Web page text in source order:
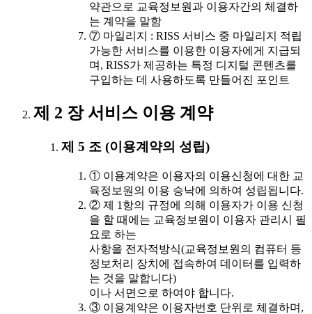
약관으로 교육정보원과 이용자간의 체결하
는 계약을 말함
⑦ 마일리지 : RISS 서비스 중 마일리지 적립
가능한 서비스를 이용한 이용자에게 지급되
며, RISS가 제공하는 특정 디지털 콘텐츠를
구입하는 데 사용하도록 만들어진 포인트
제 2 장 서비스 이용 계약
제 5 조 (이용계약의 성립)
① 이용계약은 이용자의 이용신청에 대한 교
육정보원의 이용 승낙에 의하여 성립됩니다.
② 제 1항의 규정에 의해 이용자가 이용 신청
을 할 때에는 교육정보원이 이용자 관리시 필
요로 하는
사항을 전자적방식(교육정보원의 컴퓨터 등
정보처리 장치에 접속하여 데이터를 입력하
는 것을 말합니다)
이나 서면으로 하여야 합니다.
③ 이용계약은 이용자번호 단위로 체결하며,